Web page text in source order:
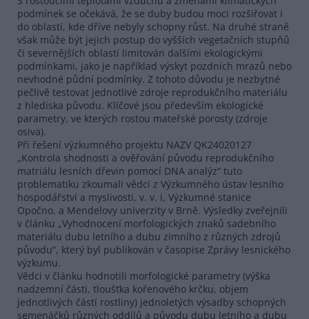
podmínek se očekává, že se duby budou moci rozšiřovat i
do oblastí, kde dříve nebyly schopny růst. Na druhé straně
však může být jejich postup do vyšších vegetačních stupňů
či severnějších oblastí limitován dalšími ekologickými
podmínkami, jako je například výskyt pozdních mrazů nebo
nevhodné půdní podmínky. Z tohoto důvodu je nezbytné
pečlivě testovat jednotlivé zdroje reprodukčního materiálu
z hlediska původu. Klíčové jsou především ekologické
parametry, ve kterých rostou mateřské porosty (zdroje
osiva).
Při řešení výzkumného projektu NAZV QK24020127
„Kontrola shodnosti a ověřování původu reprodukčního
matriálu lesních dřevin pomocí DNA analýz“ tuto
problematiku zkoumali vědci z Výzkumného ústav lesního
hospodářství a myslivosti, v. v. i, Výzkumné stanice
Opočno, a Mendelovy univerzity v Brně. Výsledky zveřejnili
v článku „Vyhodnocení morfologických znaků sadebního
materiálu dubu letního a dubu zimního z různých zdrojů
původu“, který byl publikován v časopise Zprávy lesnického
výzkumu.
Vědci v článku hodnotili morfologické parametry (výška
nadzemní části, tloušťka kořenového krčku, objem
jednotlivých částí rostliny) jednoletých výsadby schopných
semenáčků různých oddílů a původu dubu letního a dubu